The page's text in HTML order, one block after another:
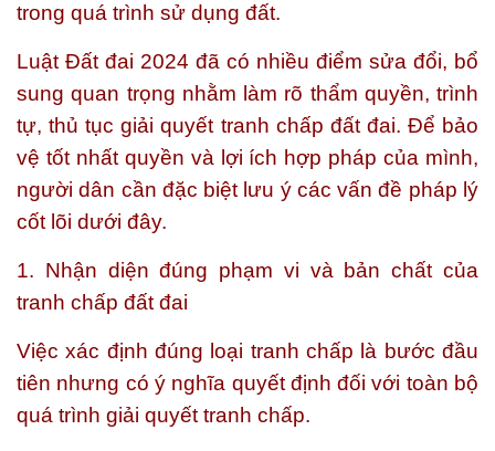
trong quá trình sử dụng đất.
Luật Đất đai 2024 đã có nhiều điểm sửa đổi, bổ
sung quan trọng nhằm làm rõ thẩm quyền, trình
tự, thủ tục giải quyết tranh chấp đất đai. Để bảo
vệ tốt nhất quyền và lợi ích hợp pháp của mình,
người dân cần đặc biệt lưu ý các vấn đề pháp lý
cốt lõi dưới đây.
1. Nhận diện đúng phạm vi và bản chất của
tranh chấp đất đai
Việc xác định đúng loại tranh chấp là bước đầu
tiên nhưng có ý nghĩa quyết định đối với toàn bộ
quá trình giải quyết tranh chấp.